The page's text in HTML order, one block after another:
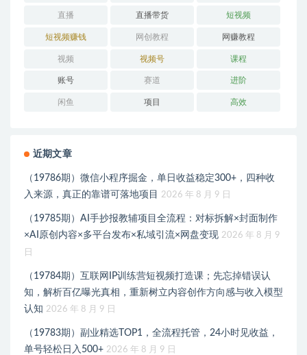
直播 直播带货 短视频
短视频赚钱 网创教程 网赚教程
视频 视频号 课程
账号 赛道 进阶
闲鱼 项目 高效
近期文章
（19786期）微信小程序掘金，单日收益稳定300+，四种收
入来源，真正的靠谱可落地项目
2026 年 8 月 9 日
（19785期）AI手抄报教辅项目全流程：对标拆解×封面制作
×AI原创内容×多平台发布×私域引流×网盘变现 2026 年 8 月 9
日
（19784期）互联网IP训练营短视频打造课；先忘掉错误认
知，解析百亿曝光真相，重新树立内容创作方向感与收入模型
认知 2026 年 8 月 9 日
（19783期）副业精选TOP1，全流程托管，24小时见收益，
单号轻松日入500+ 2026 年 8 月 9 日